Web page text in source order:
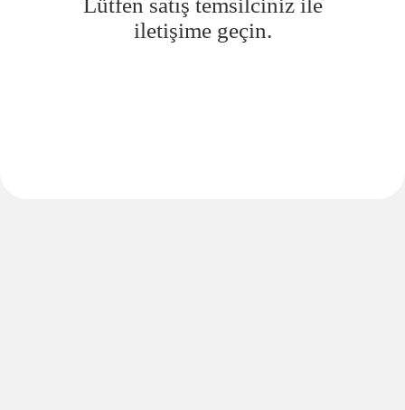
Lütfen satış temsilciniz ile
iletişime geçin.